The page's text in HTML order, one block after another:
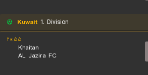
Kuwait 1. Division
۲۰:۵۵
Khaitan
AL Jazira FC